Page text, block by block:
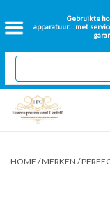
Gebruikte
apparatuur.... met
Home
2dehands Horeca
Nieuwe apparatuur
HOME /MERKEN /